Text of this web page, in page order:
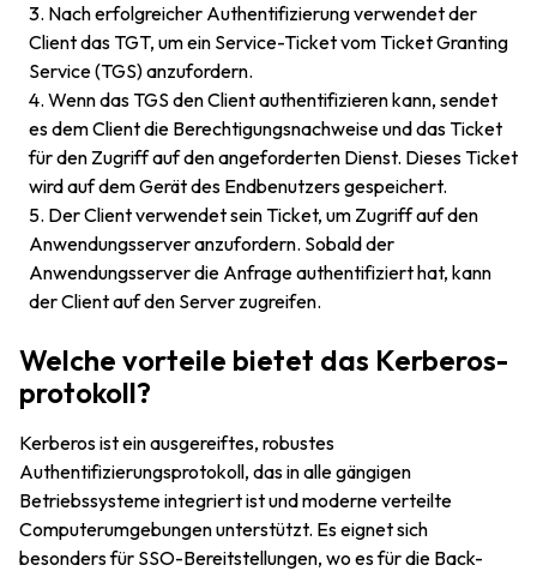
Nach erfolgreicher Authentifizierung verwendet der
Client das TGT, um ein Service-Ticket vom Ticket Granting
Service (TGS) anzufordern.
Wenn das TGS den Client authentifizieren kann, sendet
es dem Client die Berechtigungsnachweise und das Ticket
für den Zugriff auf den angeforderten Dienst. Dieses Ticket
wird auf dem Gerät des Endbenutzers gespeichert.
Der Client verwendet sein Ticket, um Zugriff auf den
Anwendungsserver anzufordern. Sobald der
Anwendungsserver die Anfrage authentifiziert hat, kann
der Client auf den Server zugreifen.
Welche vorteile bietet das Kerberos-
protokoll?
Kerberos ist ein ausgereiftes, robustes
Authentifizierungsprotokoll, das in alle gängigen
Betriebssysteme integriert ist und moderne verteilte
Computerumgebungen unterstützt. Es eignet sich
besonders für SSO-Bereitstellungen, wo es für die Back-